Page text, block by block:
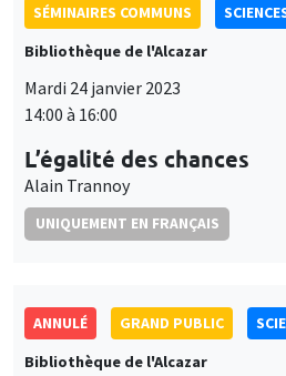
SÉMINAIRES COMMUNS
Bibliothèque de l'Alcazar
Mardi 24 janvier 2023
14:00 à 16:00
L’égalité des chances
Alain Trannoy
UNIQUEMENT EN FRANÇAIS
ANNULÉ GRAND PUBLIC
Bibliothèque de l'Alcazar